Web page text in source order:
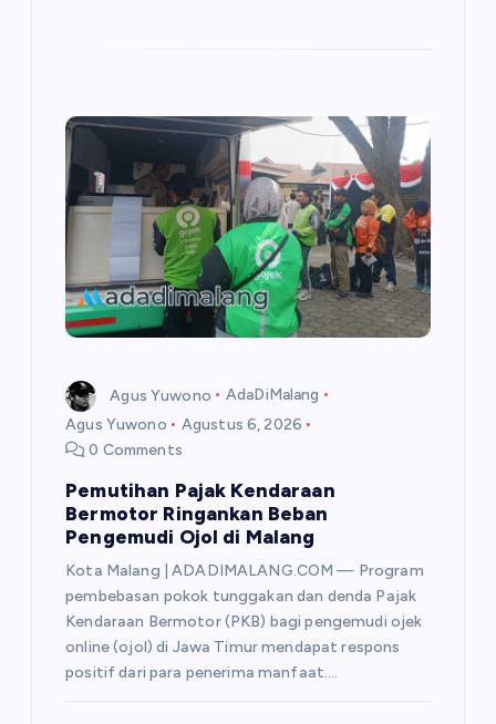
Agus Yuwono
AdaDiMalang
Agus Yuwono
Agustus 6, 2026
0 Comments
Pemutihan Pajak Kendaraan
Bermotor Ringankan Beban
Pengemudi Ojol di Malang
Kota Malang | ADADIMALANG.COM — Program
pembebasan pokok tunggakan dan denda Pajak
Kendaraan Bermotor (PKB) bagi pengemudi ojek
online (ojol) di Jawa Timur mendapat respons
positif dari para penerima manfaat.…